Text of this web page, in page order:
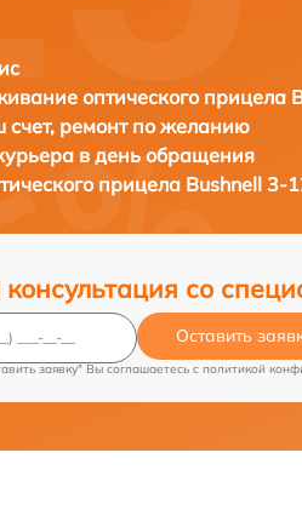
оптического прицела
ремонт по желанию
в день обращения
прицела Bushnell 3-
со
Оставить
заявку" Вы соглашаетесь c политикой